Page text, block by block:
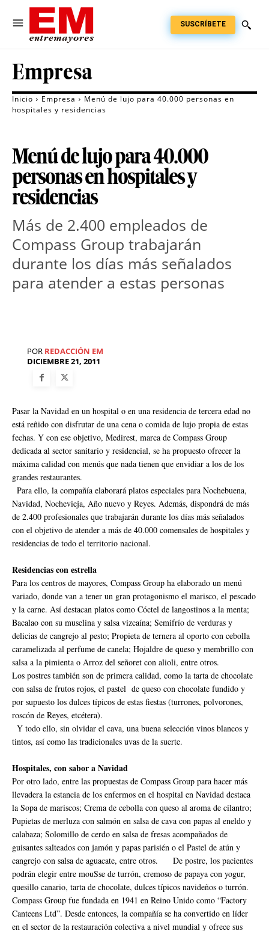
SUSCRÍBETE
Empresa
Inicio Empresa
Menú de lujo para 40.000 personas en
hospitales y residencias
Menú de lujo para 40.000
personas en hospitales y
residencias
Más de 2.400 empleados de
Compass Group trabajarán
durante los días más señalados
para atender a estas personas
POR REDACCIÓN EM
DICIEMBRE 21, 2011
Pasar la Navidad en un hospital o en una residencia de tercera edad no
está reñido con disfrutar de una cena o comida de lujo propia de estas
fechas. Y con ese objetivo, Medirest, marca de Compass Group
dedicada al sector sanitario y residencial, se ha propuesto ofrecer la
máxima calidad con menús que nada tienen que envidiar a los de los
grandes restaurantes.
Para ello, la compañía elaborará platos especiales para Nochebuena,
Navidad, Nochevieja, Año nuevo y Reyes. Además, dispondrá de más
de 2.400 profesionales que trabajarán durante los días más señalados
con el objetivo de atender a más de 40.000 comensales de hospitales y
residencias de todo el territorio nacional.
Residencias con estrella
Para los centros de mayores, Compass Group ha elaborado un menú
variado, donde van a tener un gran protagonismo el marisco, el pescado
y la carne. Así destacan platos como Cóctel de langostinos a la menta;
Bacalao con su muselina y salsa vizcaína; Semifrío de verduras y
delicias de cangrejo al pesto; Propieta de ternera al oporto con cebolla
caramelizada al perfume de canela; Hojaldre de queso y membrillo con
salsa a la pimienta o Arroz del señoret con alioli, entre otros.
Los postres también son de primera calidad, como la tarta de chocolate
con salsa de frutos rojos, el pastel de queso con chocolate fundido y
por supuesto los dulces típicos de estas fiestas (turrones, polvorones,
roscón de Reyes, etcétera).
Y todo ello, sin olvidar el cava, una buena selección vinos blancos y
tintos, así como las tradicionales uvas de la suerte.
Hospitales, con sabor a Navidad
Por otro lado, entre las propuestas de Compass Group para hacer más
llevadera la estancia de los enfermos en el hospital en Navidad destaca
la Sopa de mariscos; Crema de cebolla con queso al aroma de cilantro;
Pupietas de merluza con salmón en salsa de cava con papas al eneldo y
calabaza; Solomillo de cerdo en salsa de fresas acompañados de
guisantes salteados con jamón y papas parisién o el Pastel de atún y
cangrejo con salsa de aguacate, entre otros. De postre, los pacientes
podrán elegir entre mouSse de turrón, cremoso de papaya con yogur,
quesillo canario, tarta de chocolate, dulces típicos navideños o turrón.
Compass Group fue fundada en 1941 en Reino Unido como “Factory
Canteens Ltd”. Desde entonces, la compañía se ha convertido en líder
en el sector de la restauración colectiva a nivel mundial y ofrece sus